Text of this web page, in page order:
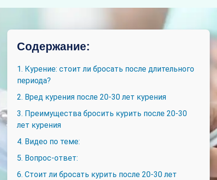
Содержание:
1. Курение: стоит ли бросать после длительного
периода?
2. Вред курения после 20-30 лет курения
3. Преимущества бросить курить после 20-30
лет курения
4. Видео по теме:
5. Вопрос-ответ:
6. Стоит ли бросать курить после 20-30 лет